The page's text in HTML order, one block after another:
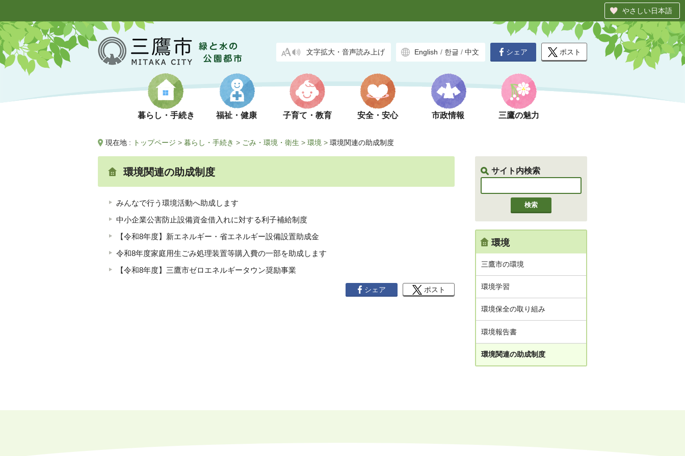
やさしい日本語
文字拡大・音声読み上げ English / 한글 / 中文
暮らし・手続き 福祉・健康 子育て・教育 安全・安心 市政情報 三鷹の魅力
シェア ポスト
現在地 : トップページ > 暮らし・手続き > ごみ・環境・衛生 > 環境 > 環境関連の助成制度
サイト内検索
環境関連の助成制度
みんなで行う環境活動へ助成します
中小企業公害防止設備資金借入れに対する利子補給制度
【令和8年度】新エネルギー・省エネルギー設備設置助成金
令和8年度家庭用生ごみ処理装置等購入費の一部を助成します
【令和8年度】三鷹市ゼロエネルギータウン奨励事業
シェア ポスト
環境
三鷹市の環境
環境学習
環境保全の取り組み
環境報告書
環境関連の助成制度